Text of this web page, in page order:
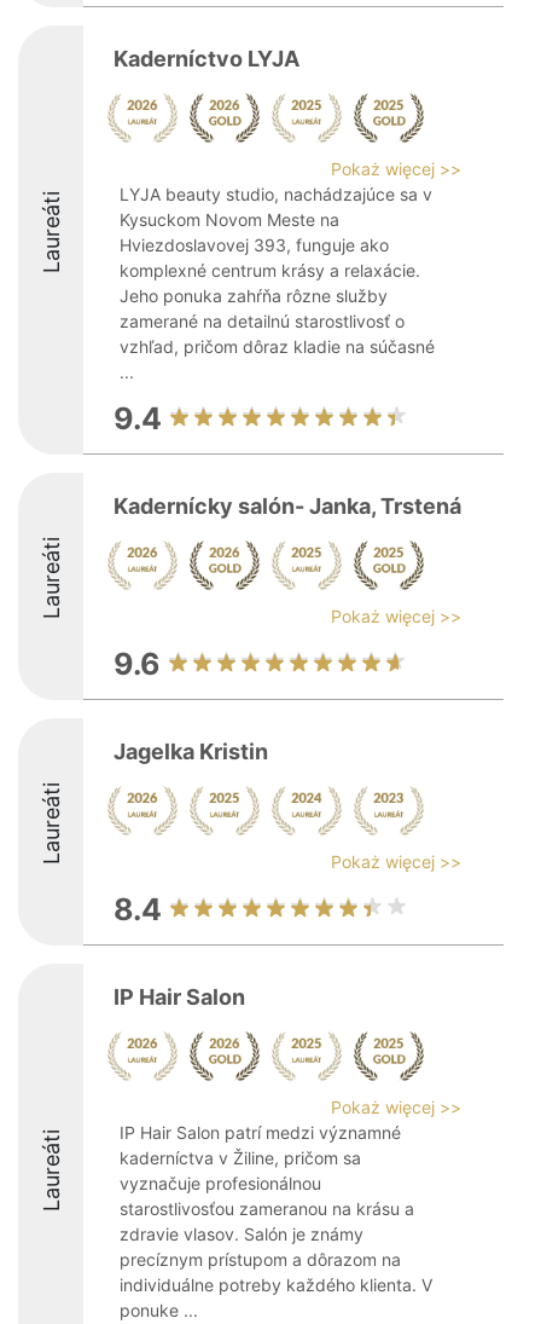
Laureáti
Kaderníctvo LYJA
Pokaż więcej >>
LYJA beauty studio, nachádzajúce sa v
Kysuckom Novom Meste na
Hviezdoslavovej 393, funguje ako
komplexné centrum krásy a relaxácie.
Jeho ponuka zahŕňa rôzne služby
zamerané na detailnú starostlivosť o
vzhľad, pričom dôraz kladie na súčasné
...
9.4
Laureáti
Kadernícky salón- Janka, Trstená
Pokaż więcej >>
9.6
Laureáti
Jagelka Kristin
Pokaż więcej >>
8.4
Laureáti
IP Hair Salon
Pokaż więcej >>
IP Hair Salon patrí medzi významné
kaderníctva v Žiline, pričom sa
vyznačuje profesionálnou
starostlivosťou zameranou na krásu a
zdravie vlasov. Salón je známy
precíznym prístupom a dôrazom na
individuálne potreby každého klienta. V
ponuke ...